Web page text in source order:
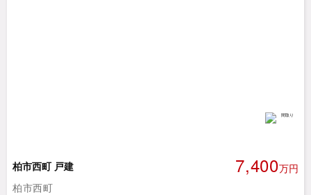
柏市西町 戸建 7,400万円
柏市西町